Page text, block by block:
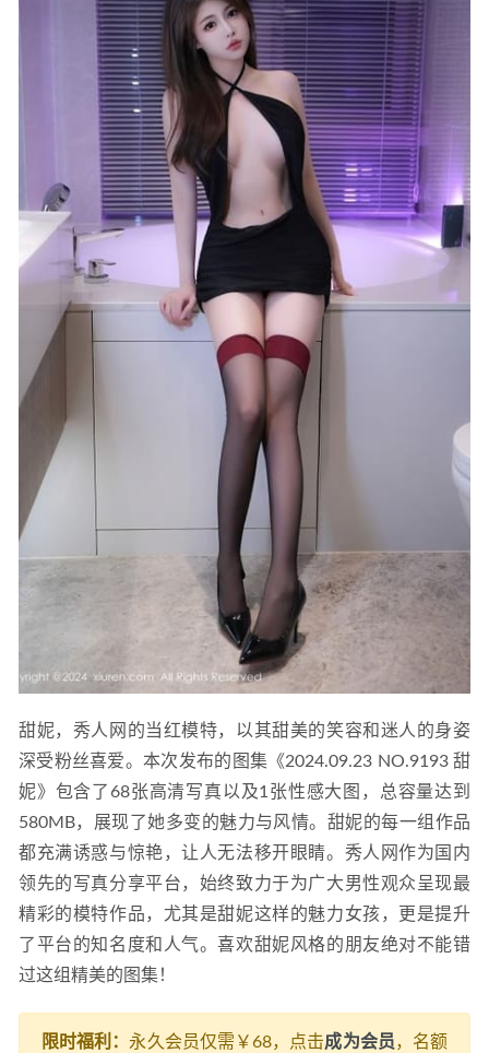
甜妮，秀人网的当红模特，以其甜美的笑容和迷人的身姿
深受粉丝喜爱。本次发布的图集《2024.09.23 NO.9193 甜
妮》包含了68张高清写真以及1张性感大图，总容量达到
580MB，展现了她多变的魅力与风情。甜妮的每一组作品
都充满诱惑与惊艳，让人无法移开眼睛。秀人网作为国内
领先的写真分享平台，始终致力于为广大男性观众呈现最
精彩的模特作品，尤其是甜妮这样的魅力女孩，更是提升
了平台的知名度和人气。喜欢甜妮风格的朋友绝对不能错
过这组精美的图集！
限时福利： 永久会员仅需￥68，点击成为会员，名额